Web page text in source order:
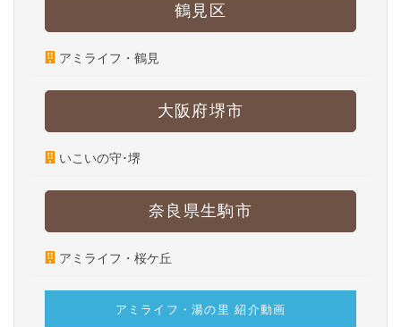
鶴見区
アミライフ・鶴見
大阪府堺市
いこいの守･堺
奈良県生駒市
アミライフ・桜ケ丘
アミライフ・湯の里 紹介動画